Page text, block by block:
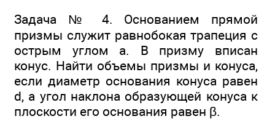
Задача № 4. Основанием прямой
призмы служит равнобокая трапеция с
острым углом а. В призму вписан
конус. Найти объемы призмы и конуса,
если диаметр основания конуса равен
d, а угол наклона образующей конуса к
плоскости его основания равен β.